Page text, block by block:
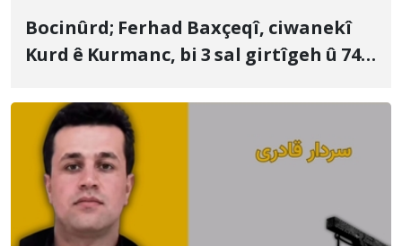
Bocinûrd; Ferhad Baxçeqî, ciwanekî
Kurd ê Kurmanc, bi 3 sal girtîgeh û 74